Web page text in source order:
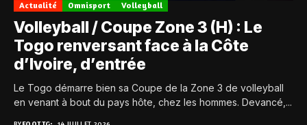
Actualité Omnisport Volleyball
Volleyball / Coupe Zone 3 (H) : Le
Togo renversant face à la Côte
d’Ivoire, d’entrée
Le Togo démarre bien sa Coupe de la Zone 3 de volleyball
en venant à bout du pays hôte, chez les hommes. Devancé,...